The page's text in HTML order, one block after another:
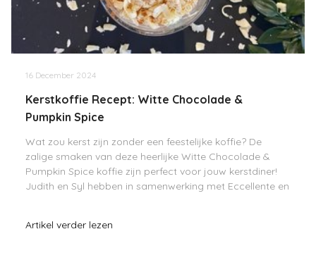
16 December 2024
Kerstkoffie Recept: Witte Chocolade &
Pumpkin Spice
Wat zou kerst zijn zonder een feestelijke koffie? De
zalige smaken van deze heerlijke Witte Chocolade &
Pumpkin Spice koffie zijn perfect voor jouw kerstdiner!
Judith en Syl hebben in samenwerking met Eccellente en
Artikel verder lezen